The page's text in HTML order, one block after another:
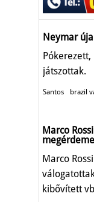
Neymar
játszottak.
Santos brazil
Marco
Marco
kibővített